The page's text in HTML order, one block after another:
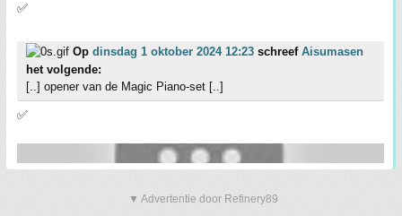
✅
Op dinsdag 1 oktober 2024 12:23 schreef Aisumasen
het volgende:
[..] opener van de Magic Piano-set [..]
✅
▼ Advertentie door Refinery89